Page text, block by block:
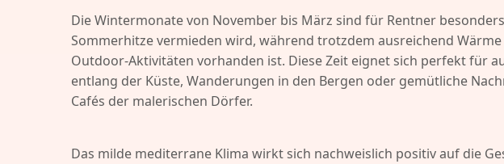
Die Wintermonate von November bis März sind für Rentner
Sommerhitze vermieden wird, während trotzdem ausreichend
Outdoor-Aktivitäten vorhanden ist. Diese Zeit eignet sich perfekt für
entlang der Küste, Wanderungen in den Bergen oder gemütliche
Cafés der malerischen Dörfer.
Das milde mediterrane Klima wirkt sich nachweislich positiv auf die